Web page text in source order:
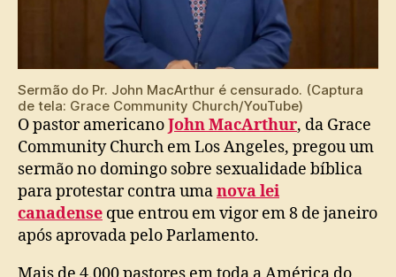
Sermão do Pr. John MacArthur é censurado. (Captura
de tela: Grace Community Church/YouTube)
O pastor americanoJohn MacArthur, da Grace
Community Church em Los Angeles, pregou um
sermão no domingo sobre sexualidade bíblica
para protestar contra umanova lei
canadense que entrou em vigor em 8 de janeiro
após aprovada pelo Parlamento.